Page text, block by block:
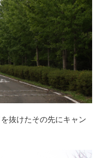
抜けたその先にキャン